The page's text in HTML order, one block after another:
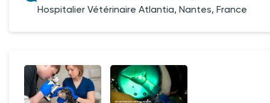
Hospitalier Vétérinaire Atlantia, Nantes, France